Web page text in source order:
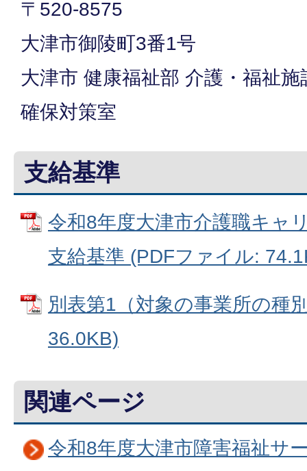
〒520-8575
大津市御陵町3番1号
大津市 健康福祉部 介護・福祉
確保対策室
支給基準
令和8年度大津市介護職キャ
支給基準 (PDFファイル:
別表第1（対象の事業所の種
36.0KB)
関連ページ
令和8年度大津市障害福祉サ